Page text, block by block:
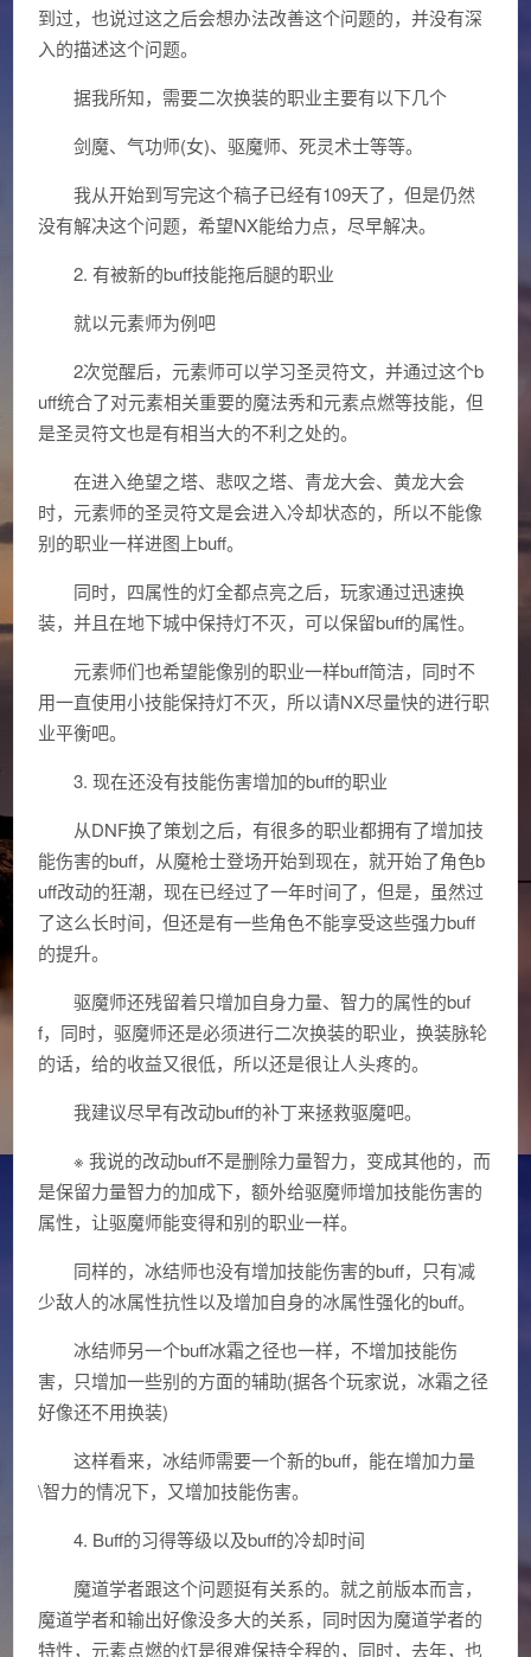
到过，也说过这之后会想办法改善这个问题的，并没有深
入的描述这个问题。
据我所知，需要二次换装的职业主要有以下几个
剑魔、气功师(女)、驱魔师、死灵术士等等。
我从开始到写完这个稿子已经有109天了，但是仍然
没有解决这个问题，希望NX能给力点，尽早解决。
2. 有被新的buff技能拖后腿的职业
就以元素师为例吧
2次觉醒后，元素师可以学习圣灵符文，并通过这个b
uff统合了对元素相关重要的魔法秀和元素点燃等技能，但
是圣灵符文也是有相当大的不利之处的。
在进入绝望之塔、悲叹之塔、青龙大会、黄龙大会
时，元素师的圣灵符文是会进入冷却状态的，所以不能像
别的职业一样进图上buff。
同时，四属性的灯全都点亮之后，玩家通过迅速换
装，并且在地下城中保持灯不灭，可以保留buff的属性。
元素师们也希望能像别的职业一样buff简洁，同时不
用一直使用小技能保持灯不灭，所以请NX尽量快的进行职
业平衡吧。
3. 现在还没有技能伤害增加的buff的职业
从DNF换了策划之后，有很多的职业都拥有了增加技
能伤害的buff，从魔枪士登场开始到现在，就开始了角色b
uff改动的狂潮，现在已经过了一年时间了，但是，虽然过
了这么长时间，但还是有一些角色不能享受这些强力buff
的提升。
驱魔师还残留着只增加自身力量、智力的属性的buf
f，同时，驱魔师还是必须进行二次换装的职业，换装脉轮
的话，给的收益又很低，所以还是很让人头疼的。
我建议尽早有改动buff的补丁来拯救驱魔吧。
※ 我说的改动buff不是删除力量智力，变成其他的，而
是保留力量智力的加成下，额外给驱魔师增加技能伤害的
属性，让驱魔师能变得和别的职业一样。
同样的，冰结师也没有增加技能伤害的buff，只有减
少敌人的冰属性抗性以及增加自身的冰属性强化的buff。
冰结师另一个buff冰霜之径也一样，不增加技能伤
害，只增加一些别的方面的辅助(据各个玩家说，冰霜之径
好像还不用换装)
这样看来，冰结师需要一个新的buff，能在增加力量
\智力的情况下，又增加技能伤害。
4. Buff的习得等级以及buff的冷却时间
魔道学者跟这个问题挺有关系的。就之前版本而言，
魔道学者和输出好像没多大的关系，同时因为魔道学者的
特性，元素点燃的灯是很难保持全程的，同时，去年，也